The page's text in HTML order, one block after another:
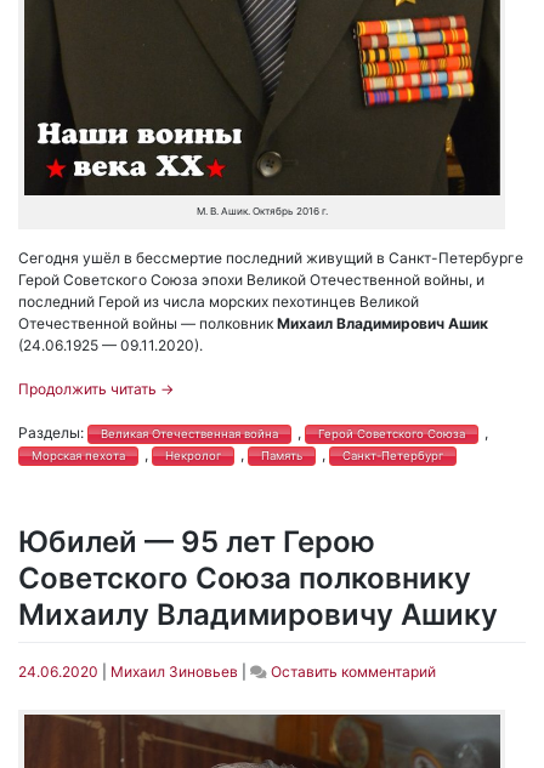
М. В. Ашик. Октябрь 2016 г.
Сегодня ушёл в бессмертие последний живущий в Санкт-Петербурге
Герой Советского Союза эпохи Великой Отечественной войны, и
последний Герой из числа морских пехотинцев Великой
Отечественной войны — полковник Михаил Владимирович Ашик
(24.06.1925 — 09.11.2020).
Продолжить читать →
Разделы: Великая Отечественная война , Герой Советского Союза ,
Морская пехота , Некролог , Память , Санкт-Петербург
Юбилей — 95 лет Герою
Советского Союза полковнику
Михаилу Владимировичу Ашику
24.06.2020 Михаил Зиновьев Оставить комментарийon
—
лет